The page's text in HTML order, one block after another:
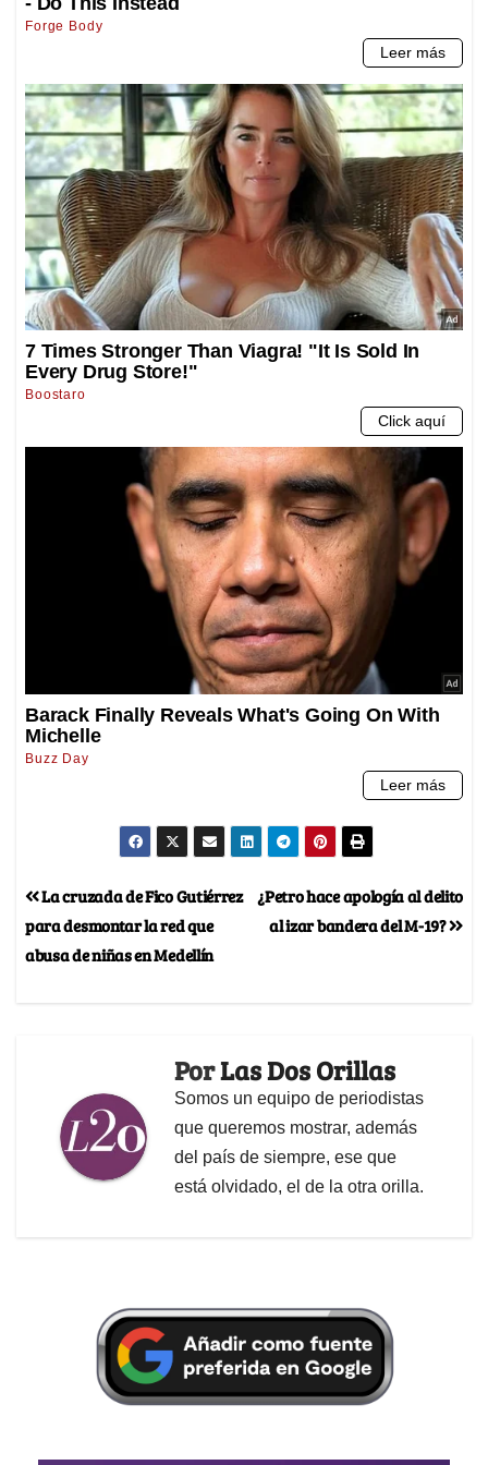
¿Petro hace apología al delito
al izar bandera del M-19?
La cruzada de Fico Gutiérrez
para desmontar la red que
abusa de niñas en Medellín
PorLas Dos Orillas
Somos un equipo de periodistas
que queremos mostrar, además
del país de siempre, ese que
está olvidado, el de la otra orilla.